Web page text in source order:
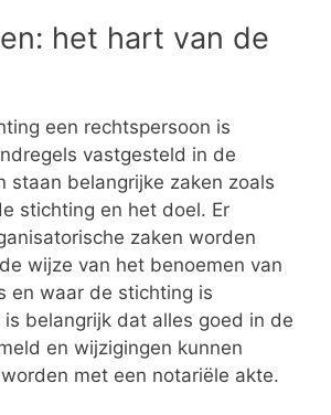
het hart van de
een rechtspersoon is
vastgesteld in de
staan belangrijke zaken zoals
stichting en het doel. Er
zaken worden
wijze van het benoemen van
en waar de stichting is
belangrijk dat alles goed in de
en wijzigingen kunnen
met een notariële akte.